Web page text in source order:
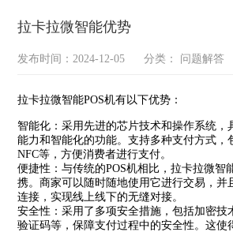
拉卡拉微智能优势
发布时间：2024-12-05 分类： 问题解答
拉卡拉微智能POS机有以下优势：
智能化：采用先进的芯片技术和操作系统，
能力和智能化的功能。支持多种支付方式，
NFC等，方便消费者进行支付。
便捷性：与传统的POS机相比，拉卡拉微智
携。商家可以随时随地使用它进行交易，并
连接，实现线上线下的无缝对接。
安全性：采用了多项安全措施，包括加密技
验证码等，保障支付过程中的安全性。这使